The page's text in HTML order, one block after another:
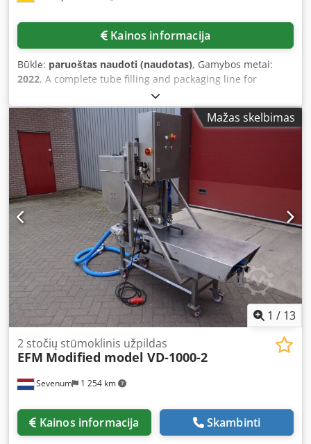
often below standard used machine prices. Feel free to
contact us and let us know your packaging requirements. -
from stock for immediate delivery. For machines
manufactured to customer specifications, we offer very
short lead times from approx. 3 weeks. - All machines are
available with a full warranty. Dkjdpfov Nldzjx Akper
Kainos informacija
Būklė: paruoštas naudoti (naudotas), Gamybos metai:
2022, A complete tube filling and packaging line for
ointments is available. 1) Tube feeder IWK TZK 200, year of
manufacture: 1991. 2) Tube filling machine IWK TFS 30,
year of manufacture: 1991. 3) Cartoner IWK CPS-R, year of
manufacture: 1991. 4) Serialization unit Laetus MV-70-F-
130-TL, year of manufacture: 2019. 5) Checkweigher
Mettler & Toledo C3570, year of manufacture: 2019. 6)
Bundler Kiener ASK 450, year of manufacture: 1993. 7)
Case packer Skinetta PAL 145, year of manufacture: 1997.
8) Palletizer Skinetta PAL 1400, year of manufacture: 1997.
9) Horizontal laminar flow unit Marchhart LF-ZP-Horizontal,
year of manufacture: 2020. 10) Accumulation roller
conveyor RBS 140, year of manufacture: 1998. 11)
Ointment pump Netzsch BEF200/NM045BH, year of
manufacture: 2022. Documentation is available. An on-site
inspection is possible. Dsdpjuf T Nlefx Akpjkr
Mažas skelbimas
1 / 13
Sevenum 1 254 km
2 stočių stūmoklinis užpildas
EFM Modified model VD-1000-2
Kainos informacija Skambinti